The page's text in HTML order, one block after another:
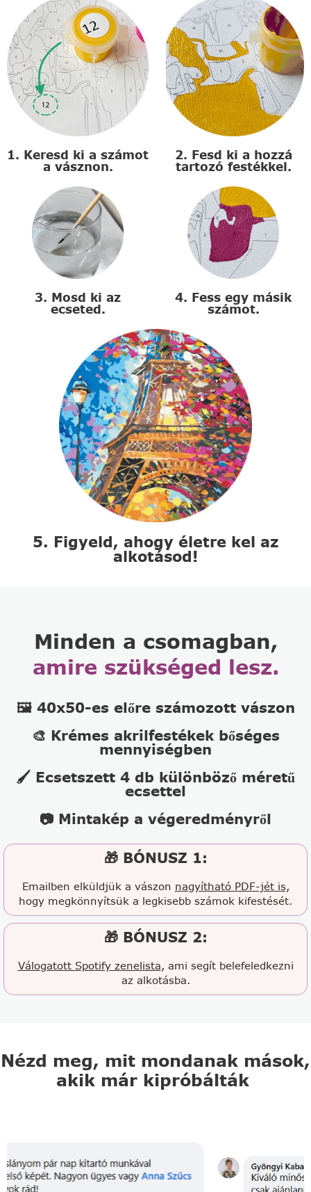
1. Keresd ki a számot
a vásznon.
2. Fesd ki a hozzá
tartozó festékkel.
3. Mosd ki az
ecseted.
4. Fess egy másik
számot.
5. Figyeld, ahogy életre kel az
alkotásod!
Minden a csomagban,
amire szükséged lesz.
🖼️ 40x50-es előre számozott vászon
🎨 Krémes akrilfestékek bőséges
mennyiségben
🖌️ Ecsetszett 4 db különböző méretű
ecsettel
📷 Mintakép a végeredményről
🎁 BÓNUSZ 1:
Emailben elküldjük a vászon nagyítható PDF-jét is,
hogy megkönnyítsük a legkisebb számok kifestését.
🎁 BÓNUSZ 2:
Válogatott Spotify zenelista, ami segít belefeledkezni
az alkotásba.
Nézd meg, mit mondanak mások,
akik már kipróbálták